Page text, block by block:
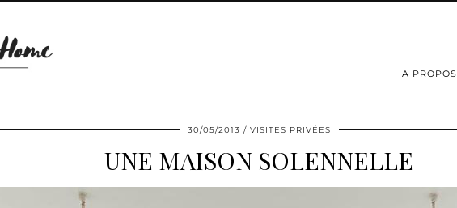
A PROPOS
30/05/2013 VISITES PRIVÉES
UNE MAISON SOLENNELLE